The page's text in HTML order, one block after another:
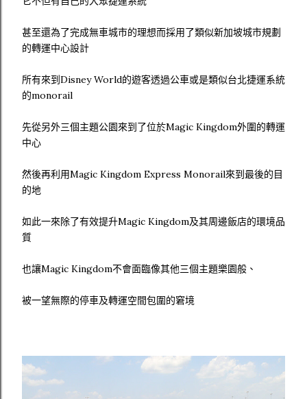
甚至還為了完成無車城市的理想而採用了類似新加坡城市規劃
的轉運中心設計
所有來到Disney World的遊客透過公車或是類似台北捷運系統
的monorail
先從另外三個主題公園來到了位於Magic Kingdom外圍的轉運
中心
然後再利用Magic Kingdom Express Monorail來到最後的目
的地
如此一來除了有效提升Magic Kingdom及其周邊飯店的環境品
質
也讓Magic Kingdom不會面臨像其他三個主題樂園般、
被一望無際的停車及轉運空間包圍的窘境